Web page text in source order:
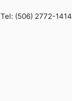
Tel: (506) 2772-1414